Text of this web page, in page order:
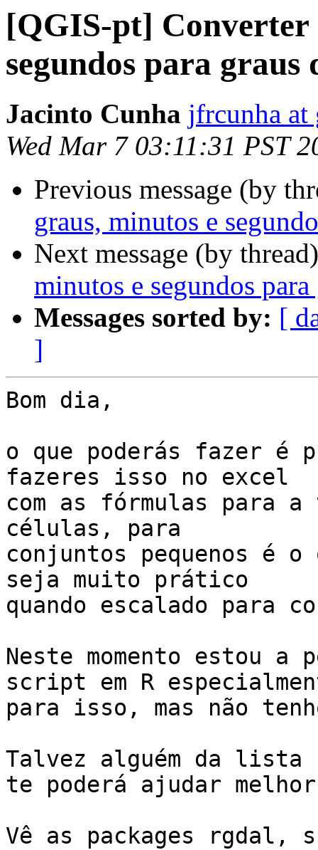
[QGIS-pt] Converter
segundos para graus
Jacinto Cunha jfrcunha at
Wed Mar 7 03:11:31 PST
Previous message (by
graus, minutos e
Next message (by
minutos e segundos
Messages sorted by: [
]
Bom dia,
o que poderás fazer é
fazeres isso no excel
com as fórmulas para
células, para
conjuntos pequenos é
seja muito prático
quando escalado para
Neste momento estou a
script em R
para isso, mas não
Talvez alguém da lista
te poderá ajudar melhor
Vê as packages rgdal,